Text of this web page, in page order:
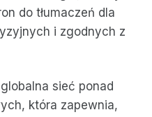
do tłumaczeń dla
i zgodnych z
sieć ponad
która zapewnia,